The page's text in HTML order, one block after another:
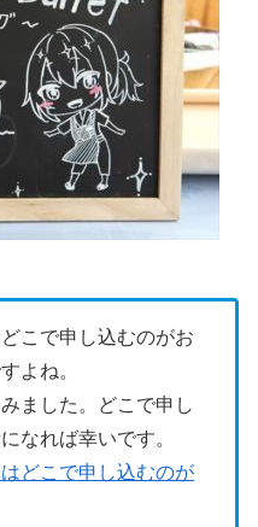
こで申し込むのがお
よね。
ました。どこで申し
なれば幸いです。
どこで申し込むのが